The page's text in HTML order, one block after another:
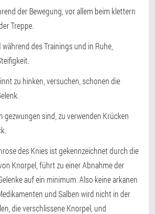
der Bewegung, vor allem beim klettern
Treppe.
des Trainings und in Ruhe,
zu hinken, versuchen, schonen die
gezwungen sind, zu verwenden Krücken
des Knies ist gekennzeichnet durch die
Knorpel, führt zu einer Abnahme der
auf ein minimum. Also keine arkanen
und Salben wird nicht in der
die verschlissene Knorpel, und